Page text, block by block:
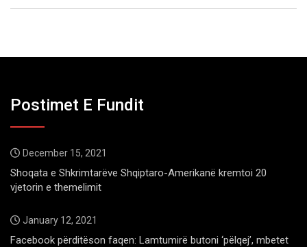
Postimet E Fundit
December 15, 2021
Shoqata e Shkrimtarëve Shqiptaro-Amerikanë kremtoi 20
vjetorin e themelimit
January 12, 2021
Facebook përditëson faqen: Lamtumirë butoni ‘pëlqej’, mbetet